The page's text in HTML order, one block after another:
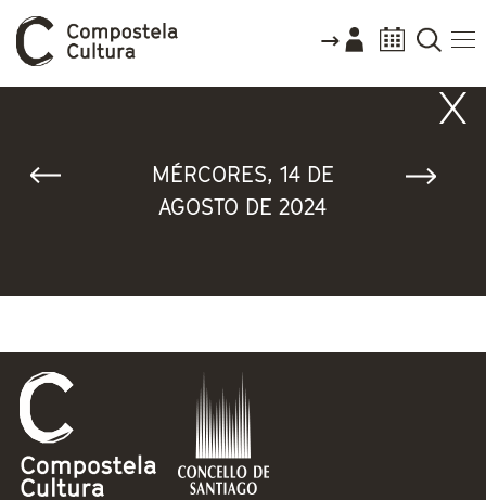
MÉRCORES, 14 DE
AGOSTO DE 2024